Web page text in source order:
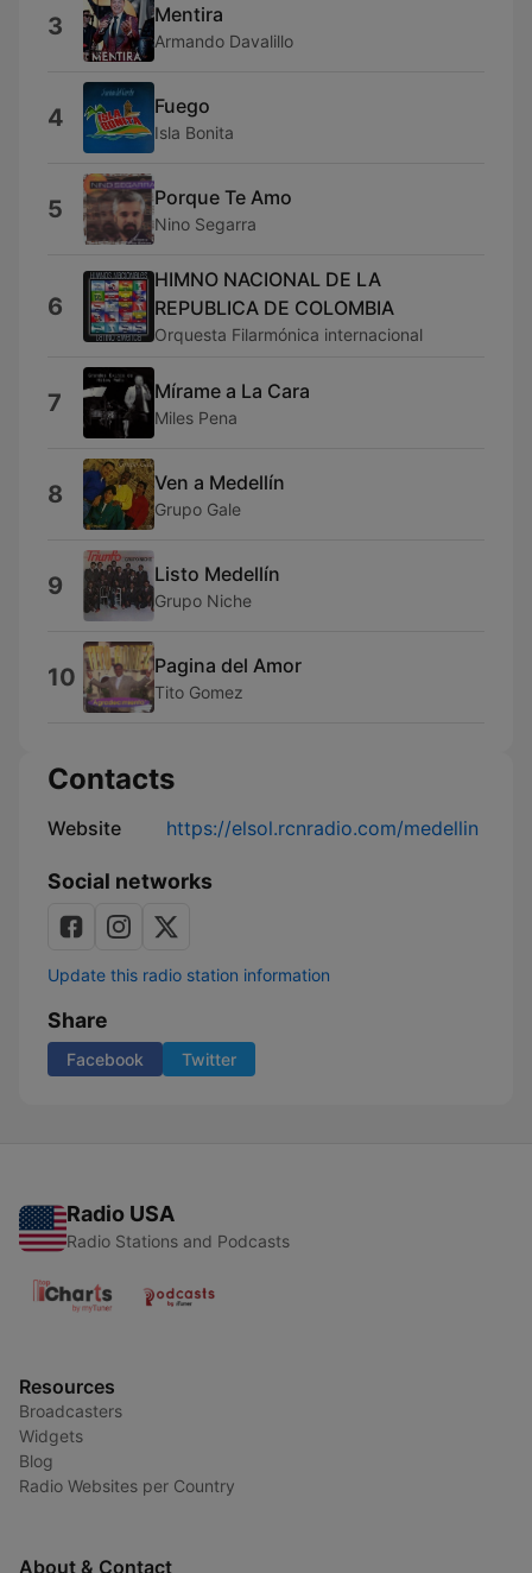
3 Mentira
Armando Davalillo
4 Fuego
Isla Bonita
5 Porque Te Amo
Nino Segarra
6
HIMNO NACIONAL DE LA
REPUBLICA DE COLOMBIA
Orquesta Filarmónica internacional
7 Mírame a La Cara
Miles Pena
8 Ven a Medellín
Grupo Gale
9 Listo Medellín
Grupo Niche
10 Pagina del Amor
Tito Gomez
Contacts
Website https://elsol.rcnradio.com/medellin
Social networks
Update this radio station information
Share
Facebook Twitter
Radio USA
Radio Stations and Podcasts
Resources
Broadcasters
Widgets
Blog
Radio Websites per Country
About & Contact